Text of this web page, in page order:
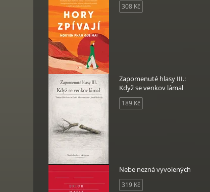
308 Kč
Zapomenuté hlasy III.:
Když se venkov lámal
189 Kč
Nebe nezná vyvolených
319 Kč